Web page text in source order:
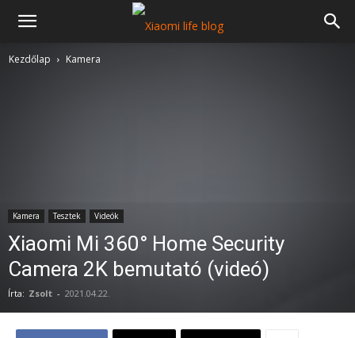
Kezdőlap Kamera
Kamera Tesztek Videók
Xiaomi Mi 360° Home Security
Camera 2K bemutató (videó)
Írta: Zsolt - 2021.04.22.